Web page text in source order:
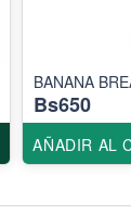
BANANA
Bs650
AÑADIR AL